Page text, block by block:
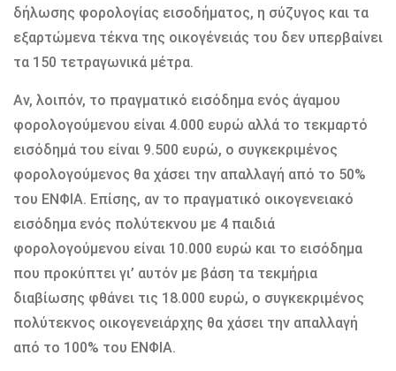
δήλωσης φορολογίας εισοδήματος, η σύζυγος και τα
εξαρτώμενα τέκνα της οικογένειάς του δεν υπερβαίνει
τα 150 τετραγωνικά μέτρα.
Αν, λοιπόν, το πραγματικό εισόδημα ενός άγαμου
φορολογούμενου είναι 4.000 ευρώ αλλά το τεκμαρτό
εισόδημά του είναι 9.500 ευρώ, ο συγκεκριμένος
φορολογούμενος θα χάσει την απαλλαγή από το 50%
του ΕΝΦΙΑ. Επίσης, αν το πραγματικό οικογενειακό
εισόδημα ενός πολύτεκνου με 4 παιδιά
φορολογούμενου είναι 10.000 ευρώ και το εισόδημα
που προκύπτει γι’ αυτόν με βάση τα τεκμήρια
διαβίωσης φθάνει τις 18.000 ευρώ, ο συγκεκριμένος
πολύτεκνος οικογενειάρχης θα χάσει την απαλλαγή
από το 100% του ΕΝΦΙΑ.